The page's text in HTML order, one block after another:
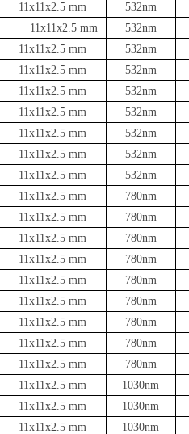
11x11x2.5 mm 532nm
11x11x2.5 mm 532nm
11x11x2.5 mm 532nm
11x11x2.5 mm 532nm
11x11x2.5 mm 532nm
11x11x2.5 mm 532nm
11x11x2.5 mm 532nm
11x11x2.5 mm 532nm
11x11x2.5 mm 532nm
11x11x2.5 mm 780nm
11x11x2.5 mm 780nm
11x11x2.5 mm 780nm
11x11x2.5 mm 780nm
11x11x2.5 mm 780nm
11x11x2.5 mm 780nm
11x11x2.5 mm 780nm
11x11x2.5 mm 780nm
11x11x2.5 mm 780nm
11x11x2.5 mm 1030nm
11x11x2.5 mm 1030nm
11x11x2.5 mm 1030nm